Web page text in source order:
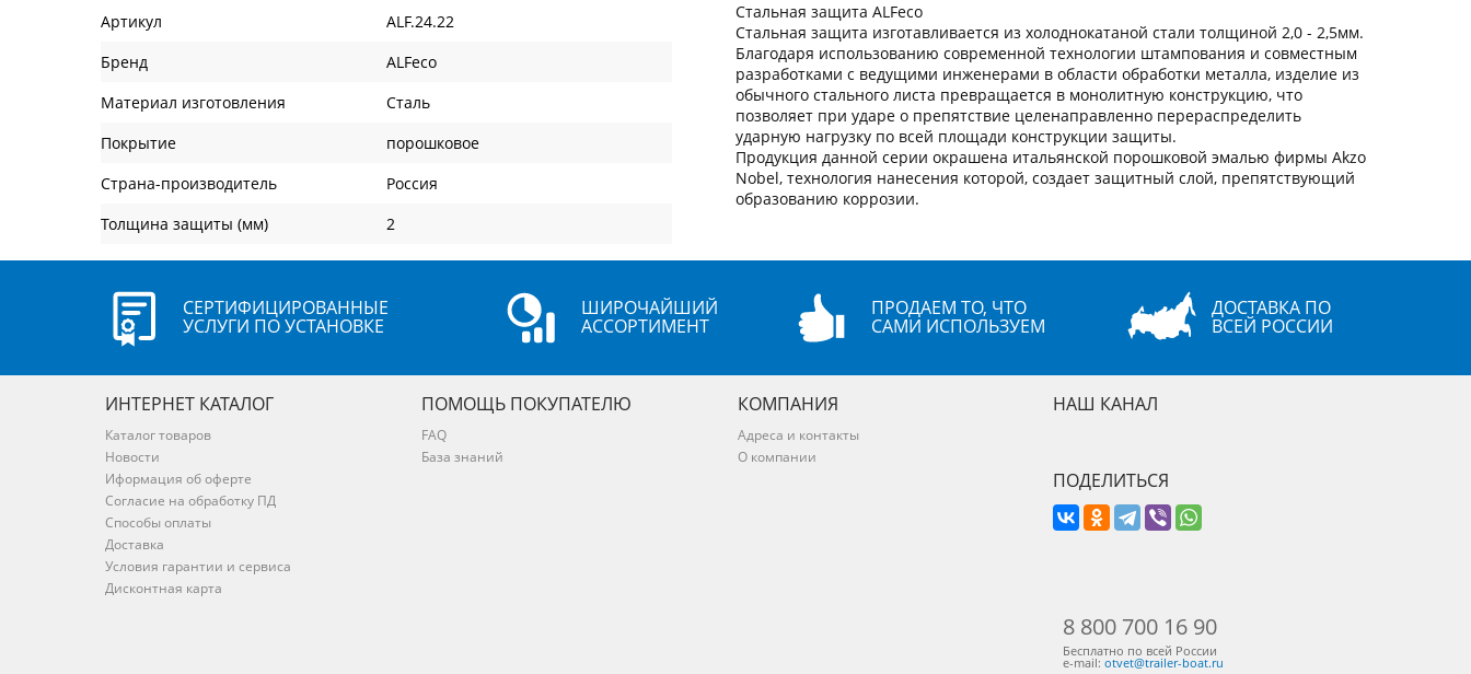
Артикул
ALF.24.22
Бренд
ALFeco
Материал изготовления
Сталь
Покрытие
порошковое
Страна-производитель
Россия
Толщина защиты (мм)
2
Стальная защита ALFeco
Стальная защита изготавливается из холоднокатаной стали толщиной 2,0 - 2,5мм.
Благодаря использованию современной технологии штампования и совместным
разработками с ведущими инженерами в области обработки металла, изделие из
обычного стального листа превращается в монолитную конструкцию, что
позволяет при ударе о препятствие целенаправленно перераспределить
ударную нагрузку по всей площади конструкции защиты.
Продукция данной серии окрашена итальянской порошковой эмалью фирмы Akzo
Nobel, технология нанесения которой, создает защитный слой, препятствующий
образованию коррозии.
СЕРТИФИЦИРОВАННЫЕ
УСЛУГИ ПО УСТАНОВКЕ
ШИРОЧАЙШИЙ
АССОРТИМЕНТ
ПРОДАЕМ ТО, ЧТО
САМИ ИСПОЛЬЗУЕМ
ДОСТАВКА ПО
ВСЕЙ РОССИИ
ИНТЕРНЕТ КАТАЛОГ
Каталог товаров
Новости
Иформация об оферте
Согласие на обработку ПД
Способы оплаты
Доставка
Условия гарантии и сервиса
Дисконтная карта
ПОМОЩЬ ПОКУПАТЕЛЮ
FAQ
База знаний
КОМПАНИЯ
Адреса и контакты
О компании
НАШ КАНАЛ
ПОДЕЛИТЬСЯ
8 800 700 16 90
Бесплатно по всей России
e-mail: otvet@trailer-boat.ru